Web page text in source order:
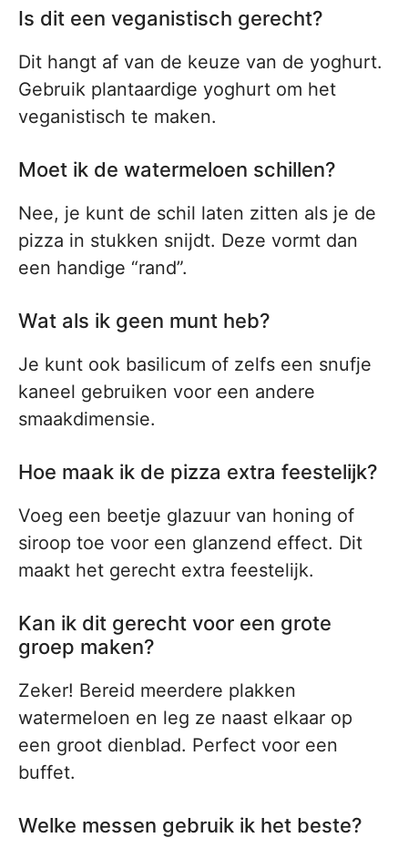
Is dit een veganistisch gerecht?
Dit hangt af van de keuze van de yoghurt.
Gebruik plantaardige yoghurt om het
veganistisch te maken.
Moet ik de watermeloen schillen?
Nee, je kunt de schil laten zitten als je de
pizza in stukken snijdt. Deze vormt dan
een handige “rand”.
Wat als ik geen munt heb?
Je kunt ook basilicum of zelfs een snufje
kaneel gebruiken voor een andere
smaakdimensie.
Hoe maak ik de pizza extra feestelijk?
Voeg een beetje glazuur van honing of
siroop toe voor een glanzend effect. Dit
maakt het gerecht extra feestelijk.
Kan ik dit gerecht voor een grote
groep maken?
Zeker! Bereid meerdere plakken
watermeloen en leg ze naast elkaar op
een groot dienblad. Perfect voor een
buffet.
Welke messen gebruik ik het beste?